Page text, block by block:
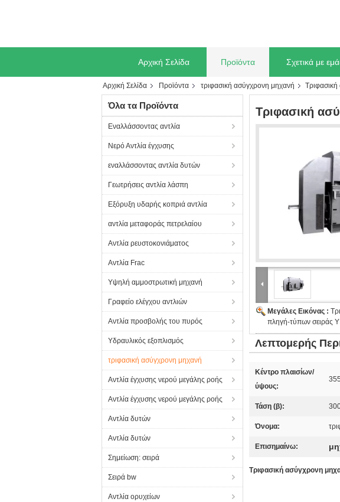
Αρχική Σελίδα Προϊόντα Σχετικά με
Αρχική Σελίδα Προϊόντα τριφασική ασύγχρονη μηχανή
Όλα τα Προϊόντα
Εναλλάσσοντας αντλία
Νερό Αντλία έγχυσης
εναλλάσσοντας αντλία δυτών
Γεωτρήσεις αντλία λάσπη
Εξόρυξη υδαρής κοπριά αντλία
αντλία μεταφοράς πετρελαίου
Αντλία ρευστοκονιάματος
Αντλία Frac
Υψηλή αμμοστρωτική μηχανή
Γραφείο ελέγχου αντλιών
Αντλία προσβολής του πυρός
Υδραυλικός εξοπλισμός
τριφασική ασύγχρονη μηχανή
Αντλία έγχυσης νερού μεγάλης ροής
Αντλία έγχυσης νερού μεγάλης ροής
Αντλία δυτών
Αντλία δυτών
Σημείωση: σειρά
Σειρά bw
Αντλία ορυχείων
Τριφασική
Μεγάλες Εικόνας :
πληγή-τύπων σειράς
Λεπτομερής
Κέντρο πλαισίων/
ύψους:
Τάση (β):
Όνομα:
Επισημαίνω:
Τριφασική ασύγχρονη